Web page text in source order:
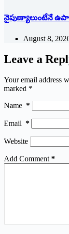
నైపుణ్యాలుంటేనే
August 8,
Leave a
Your email address
marked *
Name *
Email *
Website
Add Comment *